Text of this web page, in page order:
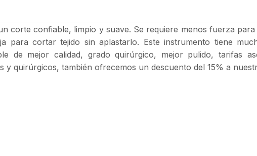
corte confiable, limpio y suave. Se requiere menos fuerza
cortar tejido sin aplastarlo. Este instrumento tiene
de mejor calidad, grado quirúrgico, mejor pulido, tarifas
quirúrgicos, también ofrecemos un descuento del 15% a